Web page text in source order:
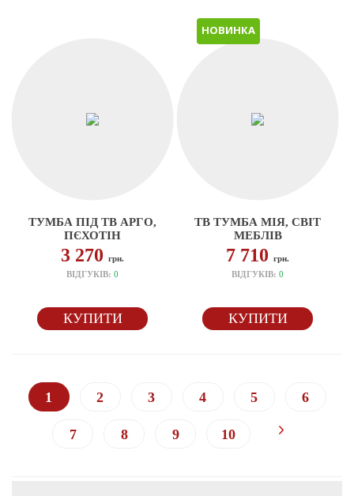
ТУМБА ПІД ТВ АРГО,
ПЄХОТІН
3 270грн.
ВІДГУКІВ:0
КУПИТИ
НОВИНКА
ТВ ТУМБА МІЯ, СВІТ
МЕБЛІВ
7 710грн.
ВІДГУКІВ:0
КУПИТИ
1 2 3 4 5 6
7 8 9 10